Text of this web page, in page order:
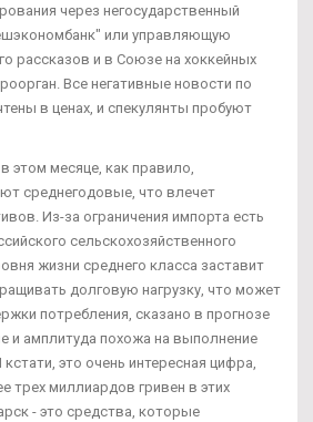
через негосударственный
или управляющую
рассказов и в Союзе на хоккейных
Все негативные новости по
в ценах, и спекулянты пробуют
этом месяце, как правило,
среднегодовые, что влечет
Из-за ограничения импорта есть
сельскохозяйственного
жизни среднего класса заставит
долговую нагрузку, что может
потребления, сказано в прогнозе
и амплитуда похожа на выполнение
это очень интересная цифра,
трех миллиардов гривен в этих
- это средства, которые